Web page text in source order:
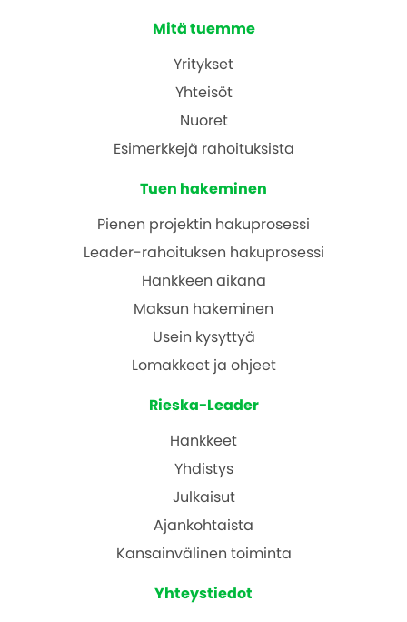
Mitä tuemme
Yritykset
Yhteisöt
Nuoret
Esimerkkejä rahoituksista
Tuen hakeminen
Pienen projektin hakuprosessi
Leader-rahoituksen hakuprosessi
Hankkeen aikana
Maksun hakeminen
Usein kysyttyä
Lomakkeet ja ohjeet
Rieska-Leader
Hankkeet
Yhdistys
Julkaisut
Ajankohtaista
Kansainvälinen toiminta
Yhteystiedot